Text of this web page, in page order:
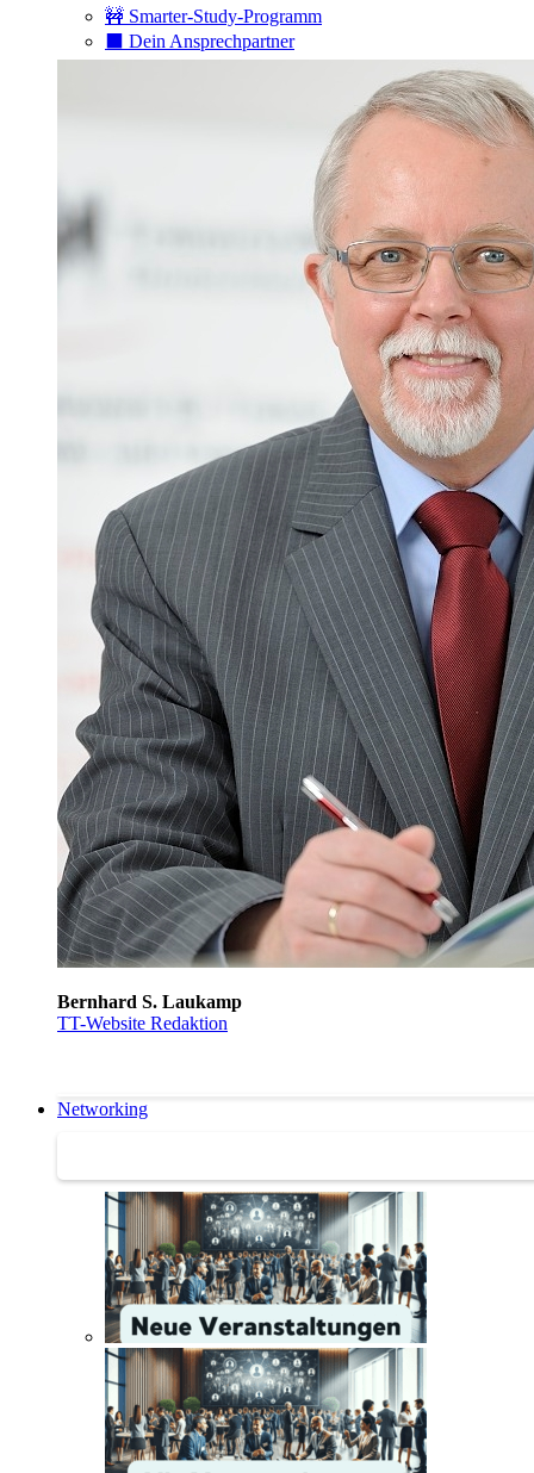
🚧 Smarter-Study-Programm
⬛️ Dein Ansprechpartner
Bernhard S. Laukamp
TT-Website Redaktion
Networking